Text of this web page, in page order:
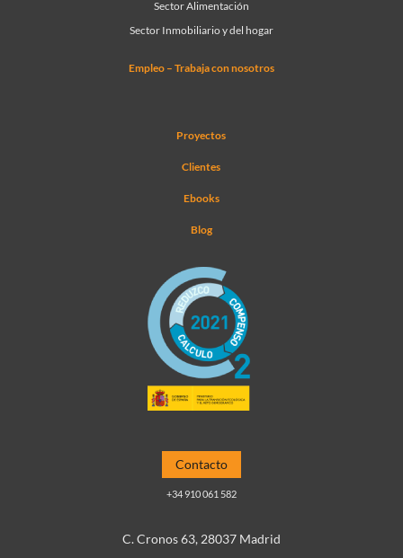
Sector Alimentación
Sector Inmobiliario y del hogar
Empleo – Trabaja con nosotros
Proyectos
Clientes
Ebooks
Blog
Contacto
+34 910 061 582
C. Cronos 63, 28037 Madrid